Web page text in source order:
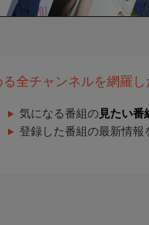
全チャンネルを網羅し
気になる番組の 見たい番
登録した番組の最新情報